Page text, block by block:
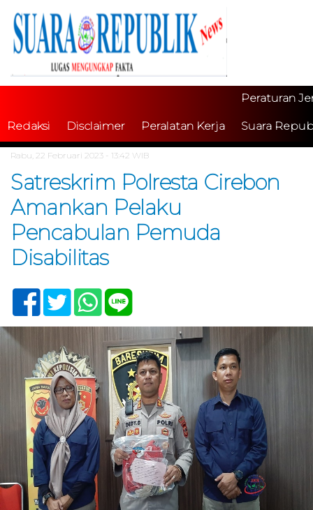
Redaksi Disclaimer Peralatan Kerja
Peraturan
Suara
Rabu, 22 Februari 2023 - 13:42 WIB
Satreskrim Polresta Cirebon
Amankan Pelaku
Pencabulan Pemuda
Disabilitas